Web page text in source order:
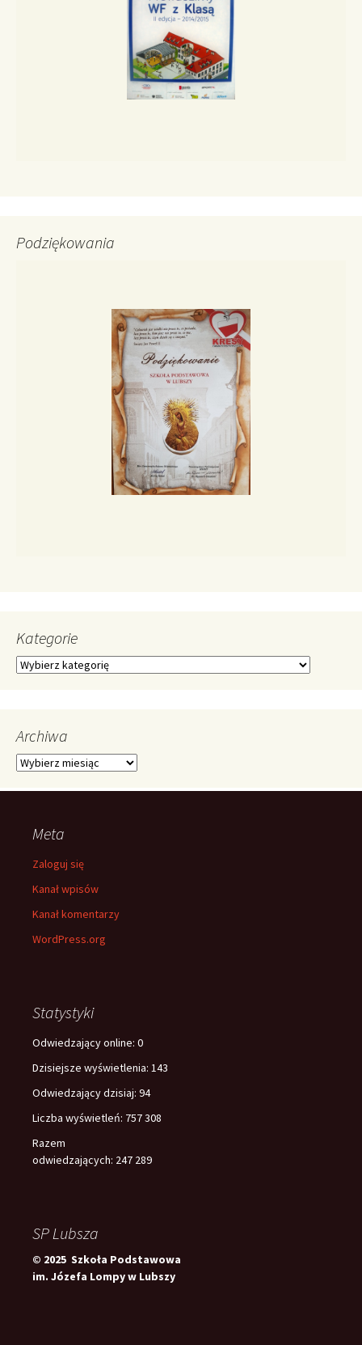
Podziękowania
Kategorie
Kategorie
Archiwa
Archiwa
Meta
Zaloguj się
Kanał wpisów
Kanał komentarzy
WordPress.org
Statystyki
Odwiedzający online: 0
Dzisiejsze wyświetlenia: 143
Odwiedzający dzisiaj: 94
Liczba wyświetleń: 757 308
Razem
odwiedzających: 247 289
SP Lubsza
© 2025 Szkoła Podstawowa
im. Józefa Lompy w Lubszy